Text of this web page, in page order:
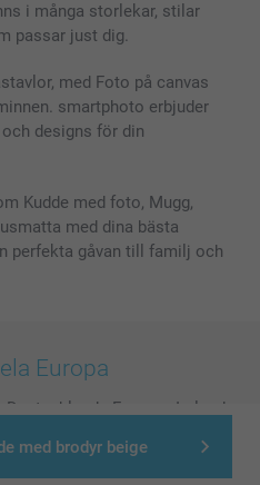
med brodyr beige
i många storlekar, stilar
passar just dig.
med Foto på canvas
smartphoto erbjuder
designs för din
Kudde med foto, Mugg,
med dina bästa
perfekta gåvan till familj och
Europa
Deutschland France
Ireland
Schweiz - Suisse